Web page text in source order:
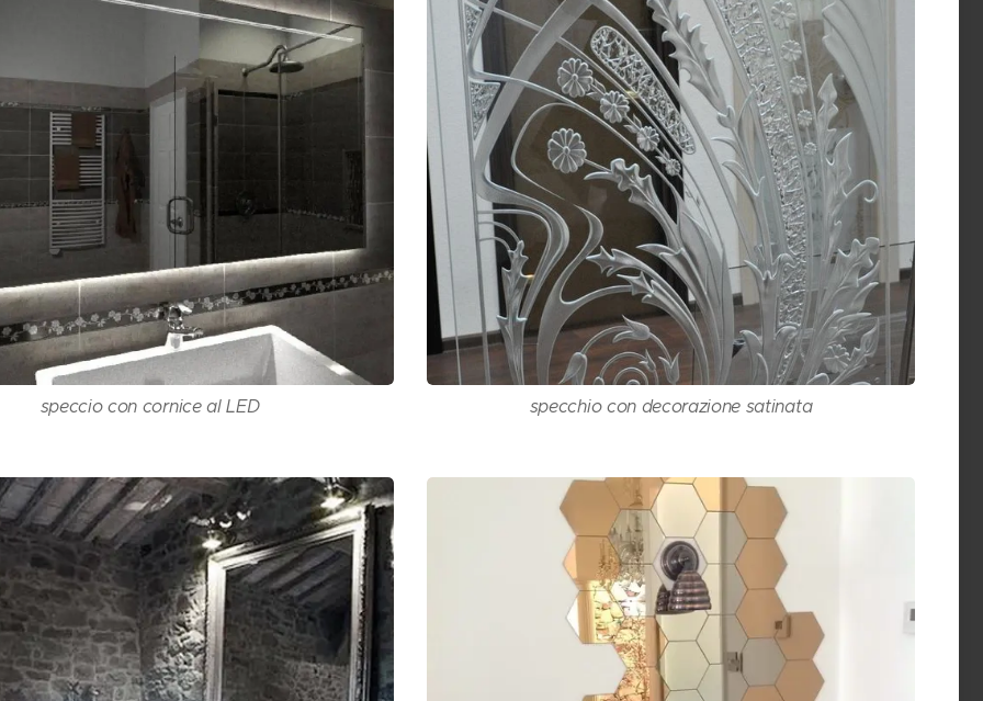
speccio con cornice al LED specchio con decorazione satinata